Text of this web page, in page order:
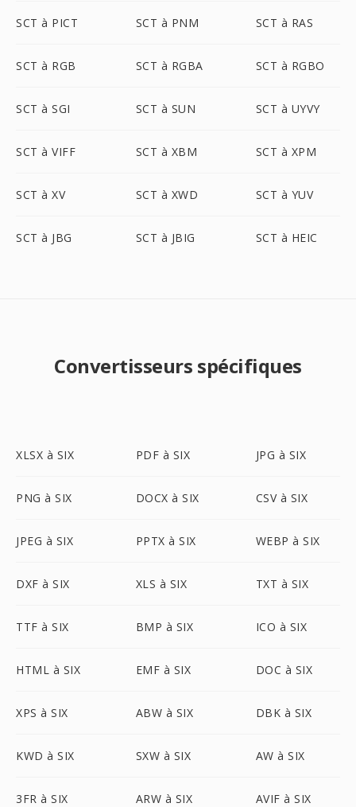
SCT à PICT SCT à PNM SCT à RAS
SCT à RGB SCT à RGBA SCT à RGBO
SCT à SGI SCT à SUN SCT à UYVY
SCT à VIFF SCT à XBM SCT à XPM
SCT à XV SCT à XWD SCT à YUV
SCT à JBG SCT à JBIG SCT à HEIC
Convertisseurs spécifiques
XLSX à SIX PDF à SIX JPG à SIX
PNG à SIX DOCX à SIX CSV à SIX
JPEG à SIX PPTX à SIX WEBP à SIX
DXF à SIX XLS à SIX TXT à SIX
TTF à SIX BMP à SIX ICO à SIX
HTML à SIX EMF à SIX DOC à SIX
XPS à SIX ABW à SIX DBK à SIX
KWD à SIX SXW à SIX AW à SIX
3FR à SIX ARW à SIX AVIF à SIX